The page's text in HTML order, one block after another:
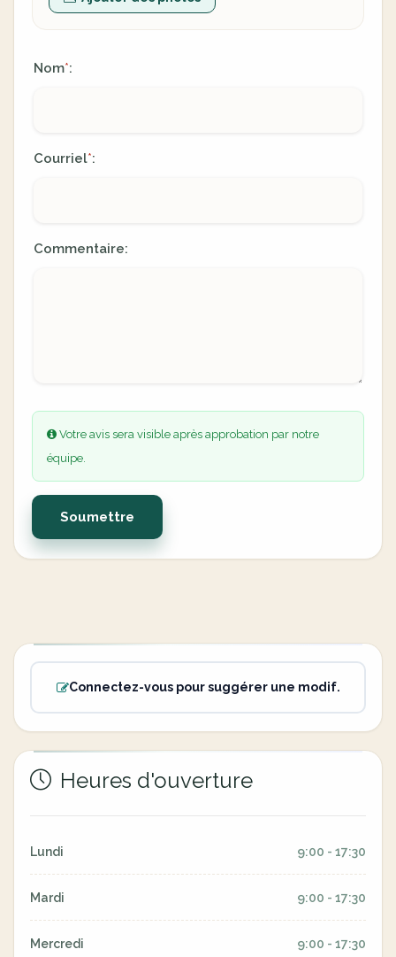
Nom*:
Courriel*:
Commentaire:
Votre avis sera visible après approbation par notre
équipe.
Soumettre
Connectez-vous pour suggérer une modif.
Heures d'ouverture
Lundi 9:00 - 17:30
Mardi 9:00 - 17:30
Mercredi 9:00 - 17:30